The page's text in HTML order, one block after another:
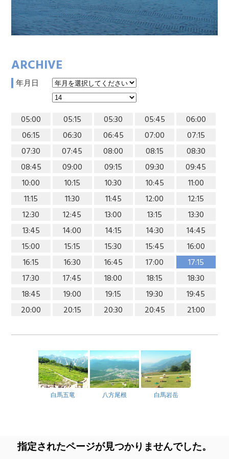
ARCHIVE
年月日
05:00 05:15 05:30 05:45
06:00
06:15
06:30 06:45 07:00
07:15
07:30
07:45 08:00 08:15
08:30
08:45
09:00 09:15 09:30
09:45
10:00
10:15 10:30 10:45
11:00
11:15
11:30 11:45 12:00
12:15
12:30
12:45 13:00 13:15
13:30
13:45
14:00 14:15 14:30
14:45
15:00
15:15 15:30 15:45
16:00
16:15
16:30 16:45 17:00
17:15
17:30
17:45 18:00 18:15
18:30
18:45
19:00 19:15 19:30
19:45
20:00
20:15 20:30 20:45 21:00
白馬五竜 八方尾根 白馬岩岳